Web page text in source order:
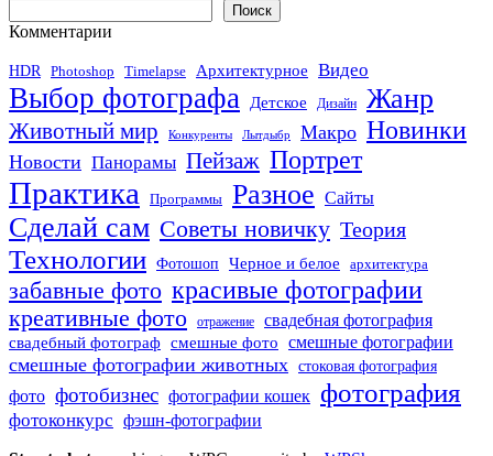
Поиск
Комментарии
HDR Photoshop Timelapse Архитектурное Видео
Выбор фотографа Детское Дизайн Жанр
Животный мир Конкуренты Лытдыбр Макро Новинки
Новости Панорамы Пейзаж Портрет
Практика Программы Разное Сайты
Сделай сам Советы новичку Теория
Технологии Фотошоп Черное и белое архитектура
забавные фото красивые фотографии
креативные фото отражение свадебная фотография
свадебный фотограф смешные фото смешные фотографии
смешные фотографии животных стоковая фотография
фото фотобизнес фотографии кошек фотография
фотоконкурс фэшн-фотографии